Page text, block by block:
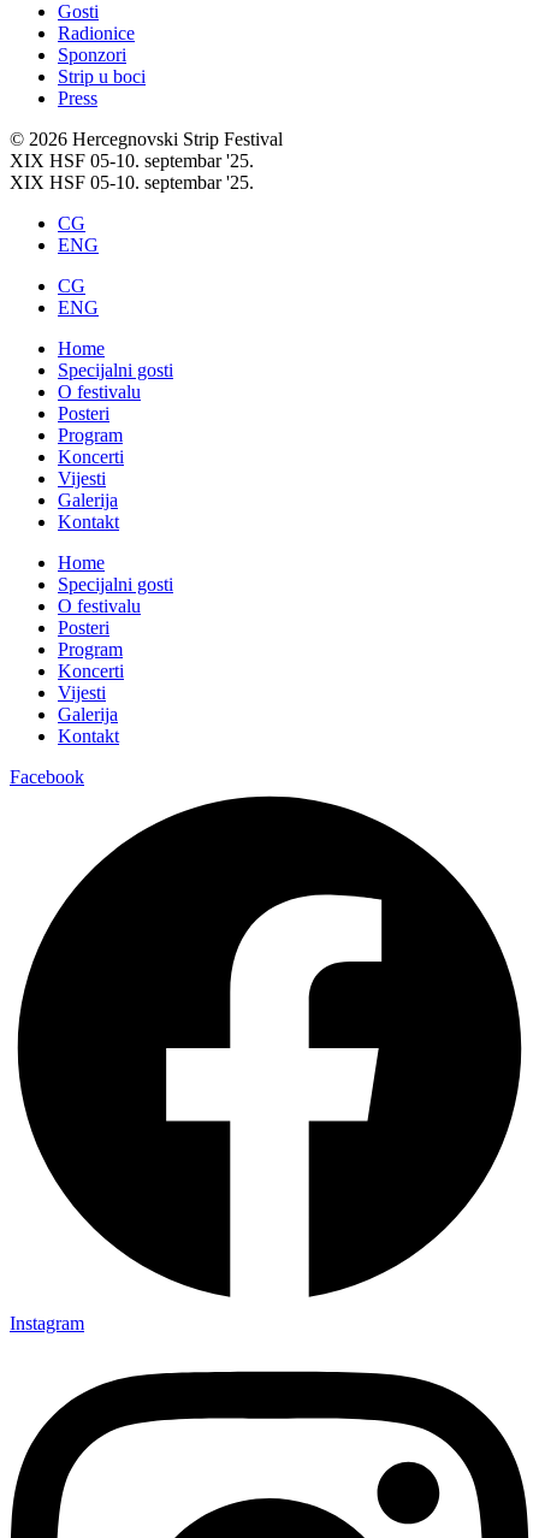
Gosti
Radionice
Sponzori
Strip u boci
Press
© 2026 Hercegnovski Strip Festival
XIX HSF 05-10. septembar '25.
XIX HSF 05-10. septembar '25.
CG
ENG
CG
ENG
Home
Specijalni gosti
O festivalu
Posteri
Program
Koncerti
Vijesti
Galerija
Kontakt
Home
Specijalni gosti
O festivalu
Posteri
Program
Koncerti
Vijesti
Galerija
Kontakt
Facebook
Instagram